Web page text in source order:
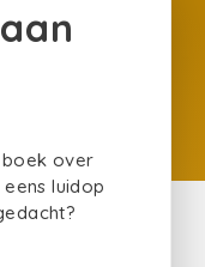
boek over
luidop